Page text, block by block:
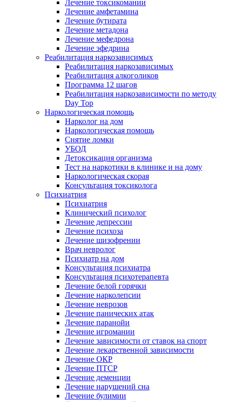
Лечение токсикомании
Лечение амфетамина
Лечение бутирата
Лечение метадона
Лечение мефедрона
Лечение эфедрина
Реабилитация наркозависимых
Реабилитация наркозависимых
Реабилитация алкоголиков
Программа 12 шагов
Реабилитация наркозависимости по методу
Day Top
Наркологическая помощь
Нарколог на дом
Наркологическая помощь
Снятие ломки
УБОД
Детоксикация организма
Тест на наркотики в клинике и на дому
Наркологическая скорая
Консультация токсиколога
Психиатрия
Психиатрия
Клинический психолог
Лечение депрессии
Лечение психоза
Лечение шизофрении
Врач невролог
Психиатр на дом
Консультация психиатра
Консультация психотерапевта
Лечение белой горячки
Лечение нарколепсии
Лечение неврозов
Лечение панических атак
Лечение паранойи
Лечение игромании
Лечение зависимости от ставок на спорт
Лечение лекарственной зависимости
Лечение ОКР
Лечение ПТСР
Лечение деменции
Лечение нарушений сна
Лечение булимии